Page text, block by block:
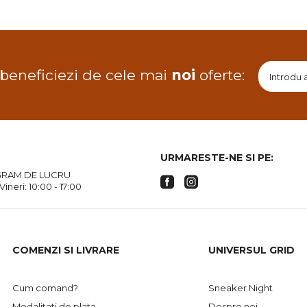
de cele mai noi oferte:
DE LUCRU
10:00 - 17:00
URMARESTE-NE SI PE:
COMENZI SI LIVRARE
Cum comand?
UNIVERSUL GRID
Sneaker Night